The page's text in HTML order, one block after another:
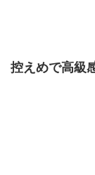
控えめで高級